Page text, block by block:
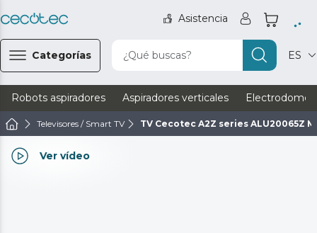
Asistencia
Categorías ¿Qué buscas? ES
Robots aspiradores Aspiradores verticales
Televisores / Smart TV TV Cecotec A2Z series ALU20065Z M
Ver vídeo